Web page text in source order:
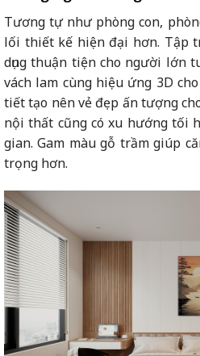
Tương tự như phòng con,
lối thiết kế hiện đại hơn. Tập
dụng thuận tiện cho người lớn
vách lam cùng hiệu ứng 3D
tiết tạo nên vẻ đẹp ấn tượng
nội thất cũng có xu hướng tối
gian. Gam màu gỗ trầm giúp
trọng hơn.